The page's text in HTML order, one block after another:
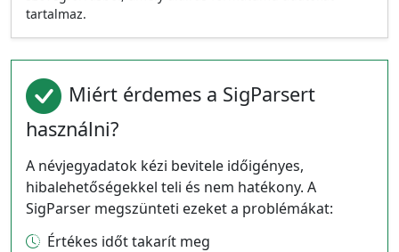
tartalmaz.
Miért érdemes a SigParsert
használni?
A névjegyadatok kézi bevitele időigényes,
hibalehetőségekkel teli és nem hatékony. A
SigParser megszünteti ezeket a problémákat:
Értékes időt takarít meg